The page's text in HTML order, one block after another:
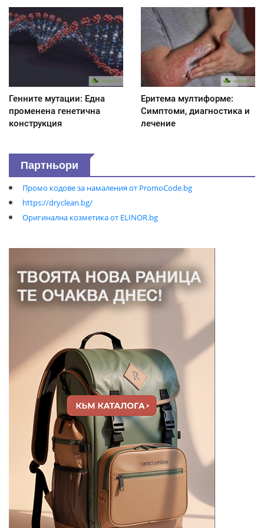
Генните мутации: Една
променена генетична
конструкция
Еритема мултиформе:
Симптоми, диагностика и
лечение
Партньори
Промо кодове за намаления от PromoCode.bg
https://dryclean.bg/
Оригинална козметика от ELINOR.bg